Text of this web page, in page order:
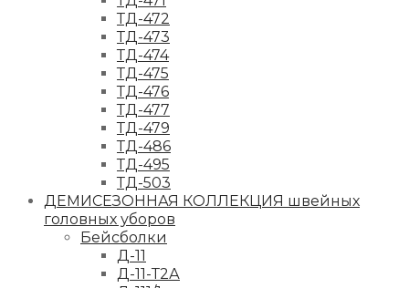
ТД-472
ТД-473
ТД-474
ТД-475
ТД-476
ТД-477
ТД-479
ТД-486
ТД-495
ТД-503
ДЕМИСЕЗОННАЯ КОЛЛЕКЦИЯ швейных
головных уборов
Бейсболки
Д-11
Д-11-Т2А